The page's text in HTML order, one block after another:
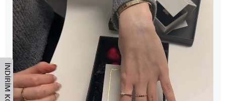
İNDIRIM KODU